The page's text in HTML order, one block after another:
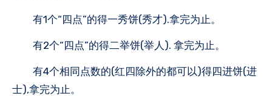
有1个“四点”的得一秀饼(秀才).拿完为止。
有2个“四点”的得二举饼(举人). 拿完为止。
有4个相同点数的(红四除外的都可以)得四进饼(进
士),拿完为止。